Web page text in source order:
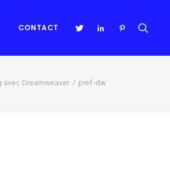
CONTACT
avec Dreamweaver pref-dw